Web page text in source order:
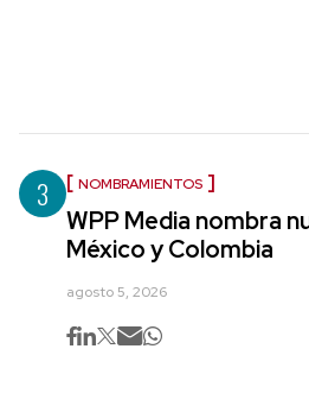
3 NOMBRAMIENTOS
WPP Media nombra
México y Colombia
agosto 5, 2026